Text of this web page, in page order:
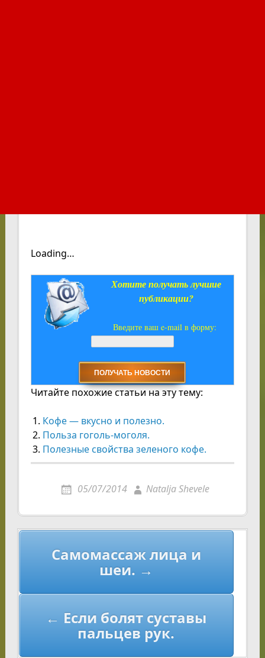
Loading…
Хотите получать лучшие
публикации?
Введите ваш e-mail в форму:
Читайте похожие статьи на эту тему:
Кофе — вкусно и полезно.
Польза гоголь-моголя.
Полезные свойства зеленого кофе.
05/07/2014 Natalja Shevele
Навигация
Самомассаж лица и
шеи. →
← Если болят суставы
пальцев рук.